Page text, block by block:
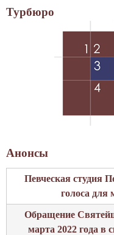
Турбюро
Анонсы
Певческая студия
голоса для
Обращение
марта 2022 года в